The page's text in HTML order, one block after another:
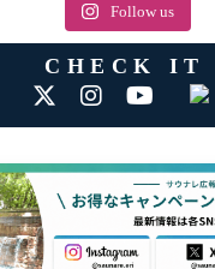
Follow us
CHECK IT